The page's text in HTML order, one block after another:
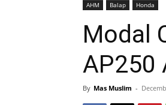
AHM Balap Honda
Modal
AP250
By Mas Muslim -